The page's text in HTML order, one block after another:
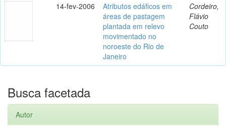
14-fev-2006
Atributos edáficos em
áreas de pastagem
plantada em relevo
movimentado no
noroeste do Rio de
Janeiro
Cordeiro,
Flávio
Couto
Busca facetada
Autor